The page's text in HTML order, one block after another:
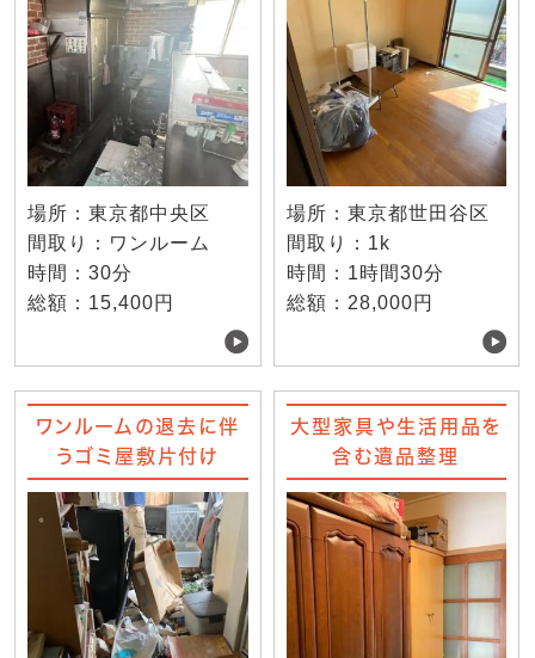
場所：東京都中央区
間取り：ワンルーム
時間：30分
総額：15,400円
場所：東京都世田谷区
間取り：1k
時間：1時間30分
総額：28,000円
ワンルームの退去に伴
うゴミ屋敷片付け
大型家具や生活用品を
含む遺品整理